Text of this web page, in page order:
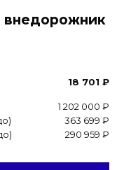
внедорожник
18 701 ₽
1 202 000 ₽
363 699 ₽
290 959 ₽